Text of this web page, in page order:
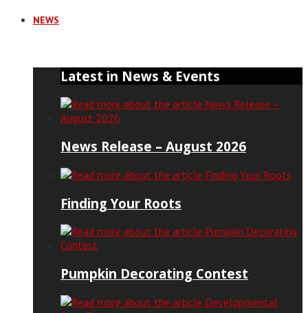
NEWS
Latest in News & Events
News Release – August 2026
Finding Your Roots
Pumpkin Decorating Contest